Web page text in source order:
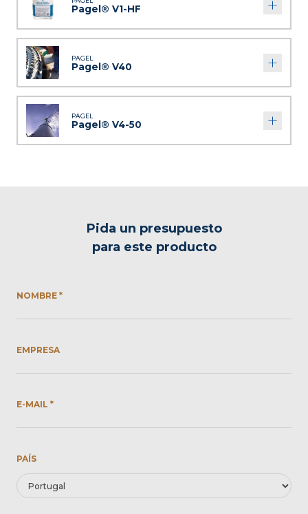
Pagel® V1-HF
PAGEL
Pagel® V40
PAGEL
Pagel® V4-50
Pida un presupuesto
para este producto
NOMBRE *
EMPRESA
E-MAIL *
PAÍS